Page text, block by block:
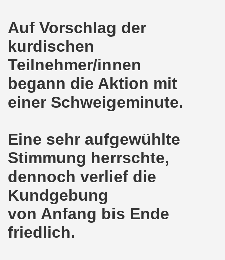
Auf Vorschlag der
kurdischen
Teilnehmer/innen
begann die Aktion mit
einer Schweigeminute.
Eine sehr aufgewühlte
Stimmung herrschte,
dennoch verlief die
Kundgebung
von Anfang bis Ende
friedlich.
Bewegung reiht sich ein am 08.06.2020 in weltweite
und die einzigartige Show-Einlage von dir aus dem
Bewegung am 08.06.2020 im Zeichen der Solidarität
am 25.05.2020: Jetzt erst RECHT die
- Berichte aus erster Hand am 11.05.2020
Krisenlasten auf Arbeiter, auf Erwerbslose, auf
wieder am 11.05.2020 auf der Straße -
bleibt aktiv auch in Corona-Zeiten!
als Tag des Widerstands am 09.03.2020: